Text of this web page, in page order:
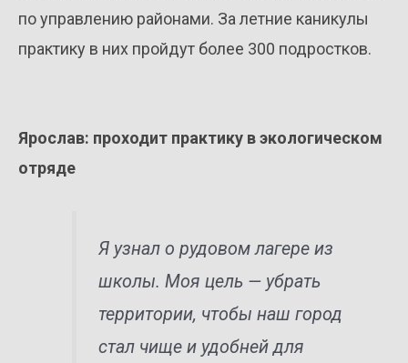
по управлению районами. За летние каникулы
практику в них пройдут более 300 подростков.
Ярослав: проходит практику в экологическом
отряде
Я узнал о рудовом лагере из
школы. Моя цель — убрать
территории, чтобы наш город
стал чище и удобней для